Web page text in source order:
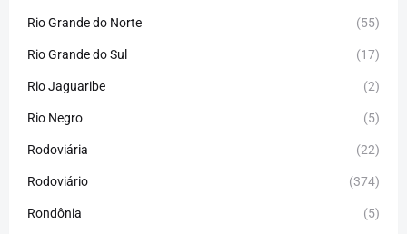
Rio Grande do Norte (55)
Rio Grande do Sul (17)
Rio Jaguaribe (2)
Rio Negro (5)
Rodoviária (22)
Rodoviário (374)
Rondônia (5)